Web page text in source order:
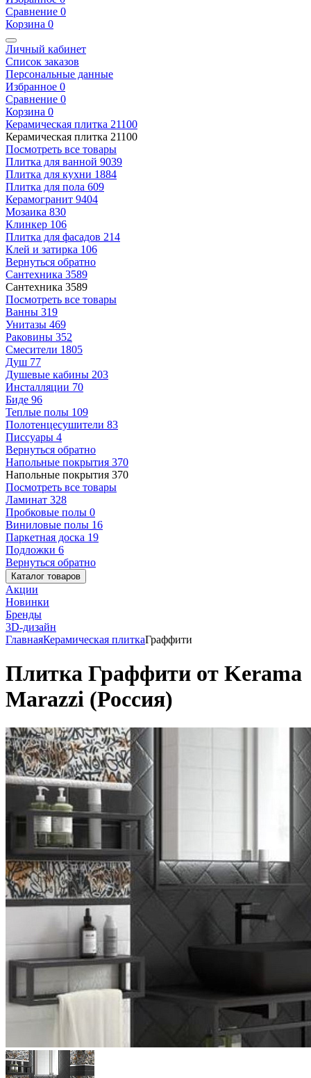
Сравнение 0
Корзина 0
Личный кабинет
Список заказов
Персональные данные
Избранное 0
Сравнение 0
Корзина 0
Керамическая плитка 21100
Керамическая плитка 21100
Посмотреть все товары
Плитка для ванной 9039
Плитка для кухни 1884
Плитка для пола 609
Керамогранит 9404
Мозаика 830
Клинкер 106
Плитка для фасадов 214
Клей и затирка 106
Вернуться обратно
Сантехника 3589
Сантехника 3589
Посмотреть все товары
Ванны 319
Унитазы 469
Раковины 352
Смесители 1805
Душ 77
Душевые кабины 203
Инсталляции 70
Биде 96
Теплые полы 109
Полотенцесушители 83
Писсуары 4
Вернуться обратно
Напольные покрытия 370
Напольные покрытия 370
Посмотреть все товары
Ламинат 328
Пробковые полы 0
Виниловые полы 16
Паркетная доска 19
Подложки 6
Вернуться обратно
Каталог товаров
Акции
Новинки
Бренды
3D-дизайн
ГлавнаяКерамическая плиткаГраффити
Плитка Граффити от Kerama
Marazzi (Россия)